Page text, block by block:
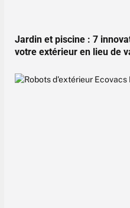
Jardin et piscine : 7
votre extérieur en lieu de